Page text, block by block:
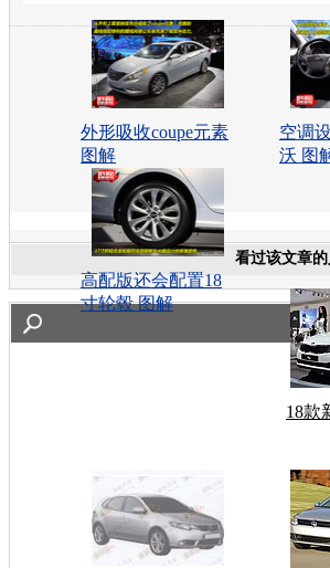
外形吸收coupe元素
图解
空调
沃 图
高配版还会配置18
寸轮毂 图解
看过该文章
18款